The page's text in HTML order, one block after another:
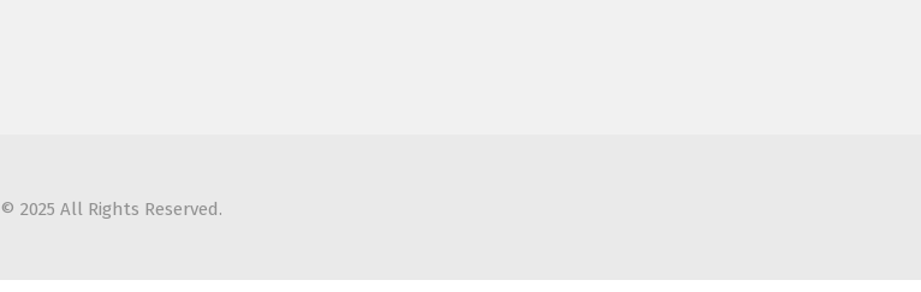
© 2025 All Rights Reserved.